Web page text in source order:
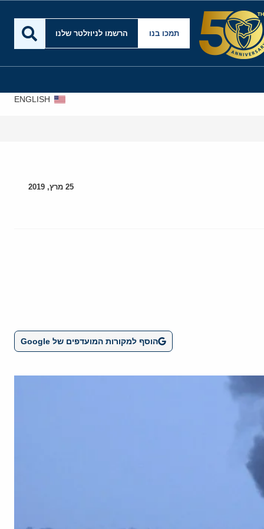
תמכו בנו הרשמו לניוזלטר שלנו
ENGLISH
25 מרץ, 2019
הוסף למקורות המועדפים של Google